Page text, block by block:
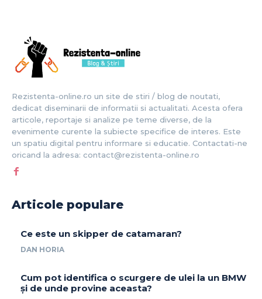
Rezistenta-online.ro un site de stiri / blog de noutati,
dedicat diseminarii de informatii si actualitati. Acesta ofera
articole, reportaje si analize pe teme diverse, de la
evenimente curente la subiecte specifice de interes. Este
un spatiu digital pentru informare si educatie. Contactati-ne
oricand la adresa: contact@rezistenta-online.ro
Articole populare
Ce este un skipper de catamaran?
DAN HORIA
Cum pot identifica o scurgere de ulei la un BMW
și de unde provine aceasta?